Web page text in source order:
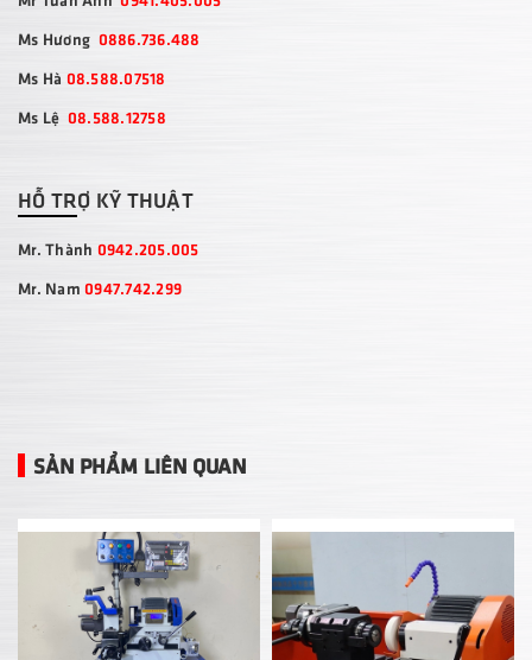
Ms Hương 0886.736.488
Ms Hà 08.588.07518
Ms Lệ 08.588.12758
HỖ TRỢ KỸ THUẬT
Mr. Thành 0942.205.005
Mr. Nam 0947.742.299
SẢN PHẨM LIÊN QUAN